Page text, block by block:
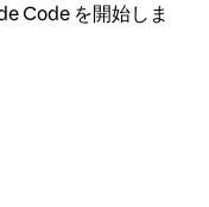
Code を開始しま